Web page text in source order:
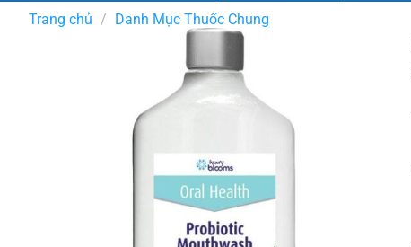
Trang chủ / Danh Mục Thuốc Chung